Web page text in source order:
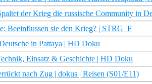
der Krieg die russische Community in
Beeinflussen sie den Krieg? | STRG_F
in Pattaya | HD Doku
Einsatz & Geschichte | HD Doku
nach Zug | dokus | Reisen (S01/E11)